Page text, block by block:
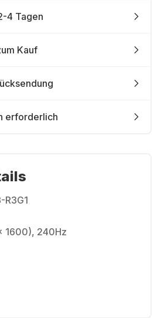
4 Tagen
Kauf
erforderlich
1600), 240Hz